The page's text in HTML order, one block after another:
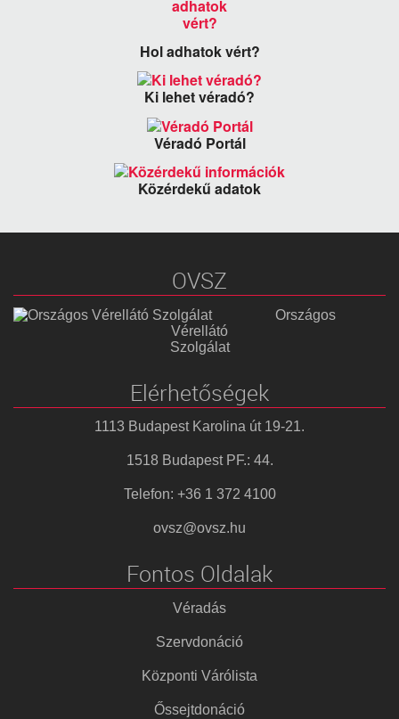
Hol adhatok vért?
Ki lehet véradó?
Véradó Portál
Közérdekű adatok
OVSZ
Országos
Vérellátó
Szolgálat
Elérhetőségek
1113 Budapest Karolina út 19-21.
1518 Budapest PF.: 44.
Telefon: +36 1 372 4100
ovsz@ovsz.hu
Fontos Oldalak
Véradás
Szervdonáció
Központi Várólista
Őssejtdonáció